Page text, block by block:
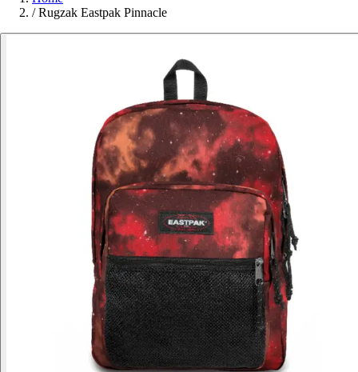
/ Rugzak Eastpak Pinnacle